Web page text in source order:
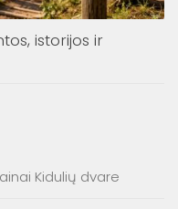
istorijos ir
Kidulių dvare